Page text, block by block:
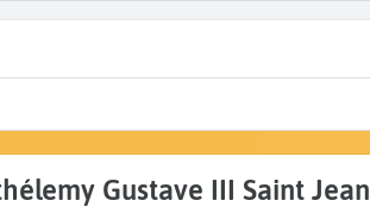
Gustave III Saint Jean